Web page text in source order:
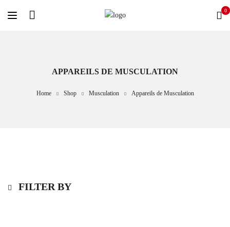
0
APPAREILS DE MUSCULATION
Home Shop Musculation Appareils de Musculation
FILTER BY